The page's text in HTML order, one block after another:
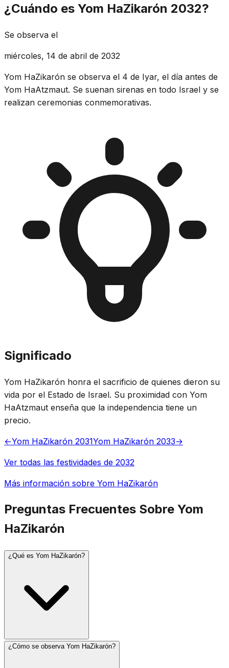
¿Cuándo es Yom HaZikarón 2032?
Se observa el
miércoles, 14 de abril de 2032
Yom HaZikarón se observa el 4 de Iyar, el día antes de
Yom HaAtzmaut. Se suenan sirenas en todo Israel y se
realizan ceremonias conmemorativas.
Significado
Yom HaZikarón honra el sacrificio de quienes dieron su
vida por el Estado de Israel. Su proximidad con Yom
HaAtzmaut enseña que la independencia tiene un
precio.
←Yom HaZikarón 2031Yom HaZikarón 2033→
Ver todas las festividades de 2032
Más información sobre Yom HaZikarón
Preguntas Frecuentes Sobre Yom
HaZikarón
¿Qué es Yom HaZikarón?
¿Cómo se observa Yom HaZikarón?